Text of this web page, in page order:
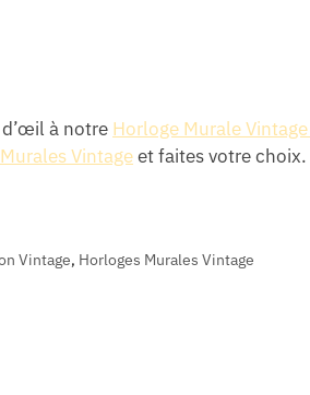
à notre Horloge Murale
Vintageet faites votre choix.
Vintage, Horloges Murales Vintage